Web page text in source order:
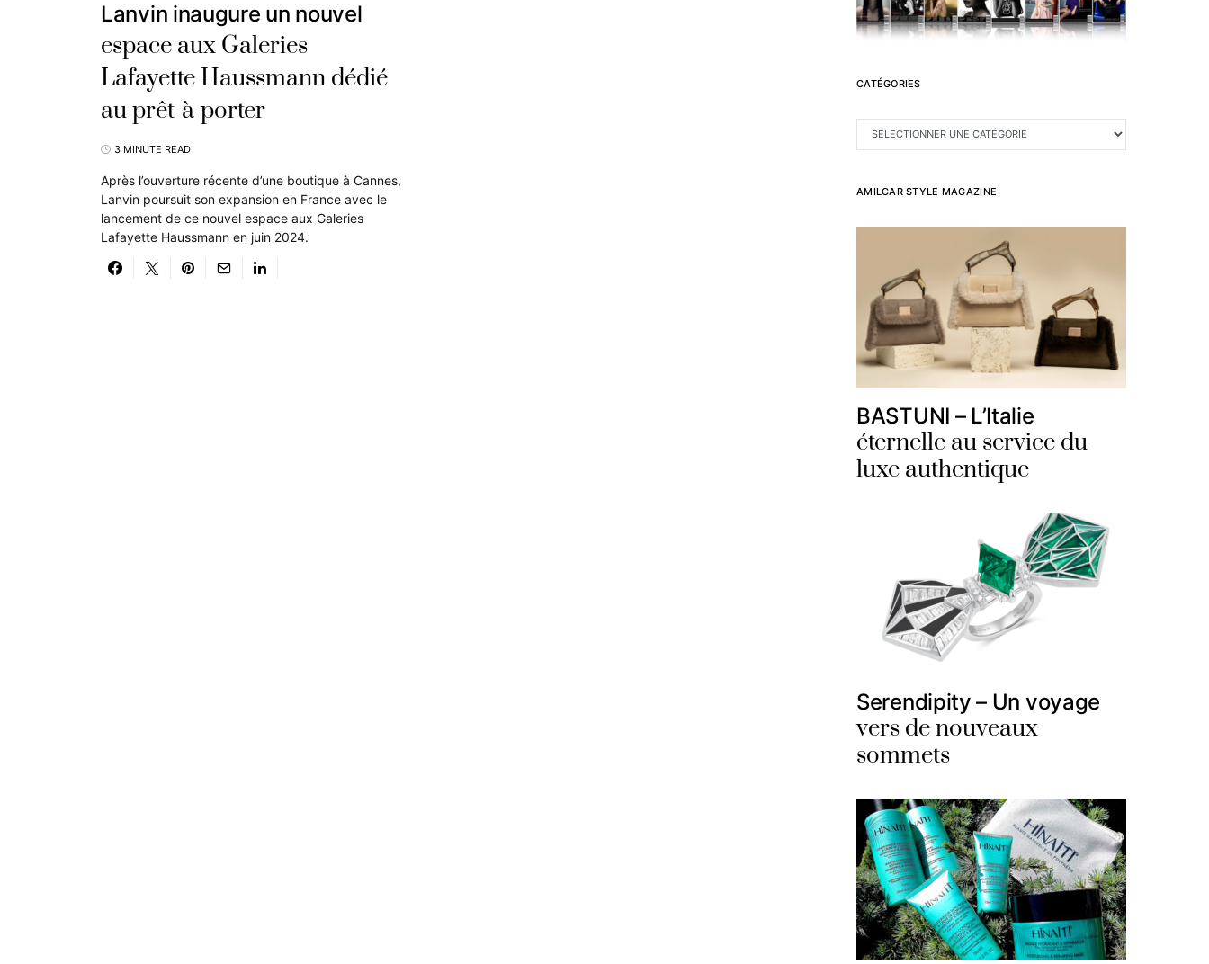
Lanvin inaugure un nouvel
espace aux Galeries
Lafayette Haussmann dédié
au prêt-à-porter
3 MINUTE READ
Après l’ouverture récente d’une boutique à Cannes,
Lanvin poursuit son expansion en France avec le
lancement de ce nouvel espace aux Galeries
Lafayette Haussmann en juin 2024.
CATÉGORIES
CATÉGORIES
AMILCAR STYLE MAGAZINE
BASTUNI – L’Italie
éternelle au service du
luxe authentique
Serendipity – Un voyage
vers de nouveaux
sommets